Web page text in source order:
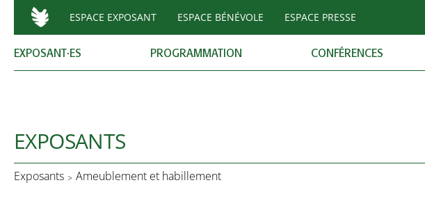
ESPACE EXPOSANT ESPACE BÉNÉVOLE ESPACE PRESSE
EXPOSANT·ES PROGRAMMATION CONFÉRENCES
EXPOSANTS
Exposants Ameublement et habillement
Fleurs Pois Et Cie
Lingerie pour hommes et femmes
Sommières